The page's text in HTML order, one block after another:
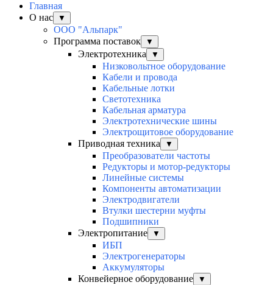
Главная
О нас
▼
ООО "Альпарк"
Программа поставок
▼
Электротехника ▼
Низковольтное оборудование
Кабели и провода
Кабельные лотки
Светотехника
Кабельная арматура
Электротехнические шины
Электрощитовое оборудование
Приводная техника
▼
Преобразователи частоты
Редукторы и мотор-редукторы
Линейные системы
Компоненты автоматизации
Электродвигатели
Втулки шестерни муфты
Подшипники
Электропитание
▼
ИБП
Электрогенераторы
Аккумуляторы
Конвейерное оборудование
▼